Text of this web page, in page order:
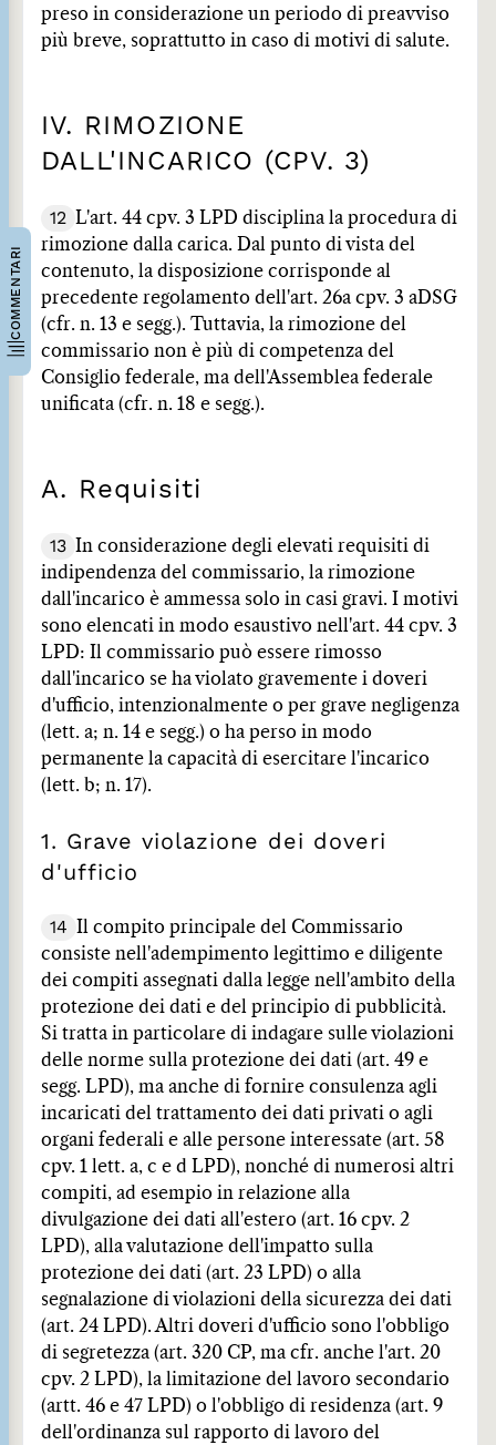
COMMENTARI
preso in considerazione un periodo di preavviso
più breve, soprattutto in caso di motivi di salute.
IV. RIMOZIONE
DALL'INCARICO (CPV. 3)
12
L'art. 44 cpv. 3 LPD disciplina la procedura di
rimozione dalla carica. Dal punto di vista del
contenuto, la disposizione corrisponde al
precedente regolamento dell'art. 26a cpv. 3 aDSG
(cfr. n. 13 e segg.). Tuttavia, la rimozione del
commissario non è più di competenza del
Consiglio federale, ma dell'Assemblea federale
unificata (cfr. n. 18 e segg.).
A. Requisiti
13 In considerazione degli elevati requisiti di
indipendenza del commissario, la rimozione
dall'incarico è ammessa solo in casi gravi. I motivi
sono elencati in modo esaustivo nell'art. 44 cpv. 3
LPD: Il commissario può essere rimosso
dall'incarico se ha violato gravemente i doveri
d'ufficio, intenzionalmente o per grave negligenza
(lett. a; n. 14 e segg.) o ha perso in modo
permanente la capacità di esercitare l'incarico
(lett. b; n. 17).
1. Grave violazione dei doveri
d'ufficio
14
Il compito principale del Commissario
consiste nell'adempimento legittimo e diligente
dei compiti assegnati dalla legge nell'ambito della
protezione dei dati e del principio di pubblicità.
Si tratta in particolare di indagare sulle violazioni
delle norme sulla protezione dei dati (art. 49 e
segg. LPD), ma anche di fornire consulenza agli
incaricati del trattamento dei dati privati o agli
organi federali e alle persone interessate (art. 58
cpv. 1 lett. a, c e d LPD), nonché di numerosi altri
compiti, ad esempio in relazione alla
divulgazione dei dati all'estero (art. 16 cpv. 2
LPD), alla valutazione dell'impatto sulla
protezione dei dati (art. 23 LPD) o alla
segnalazione di violazioni della sicurezza dei dati
(art. 24 LPD). Altri doveri d'ufficio sono l'obbligo
di segretezza (art. 320 CP, ma cfr. anche l'art. 20
cpv. 2 LPD), la limitazione del lavoro secondario
(artt. 46 e 47 LPD) o l'obbligo di residenza (art. 9
dell'ordinanza sul rapporto di lavoro del